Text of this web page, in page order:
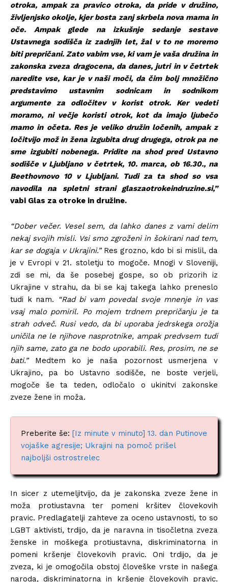
otroka, ampak za pravico otroka, da pride v družino,
življenjsko okolje, kjer bosta zanj skrbela nova mama in
oče. Ampak glede na izkušnje sedanje sestave
Ustavnega sodišča iz zadnjih let, žal v to ne moremo
biti prepričani. Zato vabim vse, ki vam je vaša družina in
zakonska zveza dragocena, da danes, jutri in v četrtek
naredite vse, kar je v naši moči, da čim bolj množično
predstavimo ustavnim sodnicam in sodnikom
argumente za odločitev v korist otrok. Ker vedeti
moramo, ni večje koristi otrok, kot da imajo ljubečo
mamo in očeta. Res je veliko družin ločenih, ampak z
ločitvijo mož in žena izgubita drug drugega, otrok pa ne
sme izgubiti nobenega. Pridite na shod pred Ustavno
sodišče v Ljubljano v četrtek, 10. marca, ob 16.30., na
Beethovnovo 10 v Ljubljani. Tudi za ta shod so vsa
navodila na spletni strani glaszaotrokeindruzine.si,”
vabi Glas za otroke in družine.
“Dober večer. Vesel sem, da lahko danes z vami delim
nekaj svojih misli. Vsi smo zgroženi in šokirani nad tem,
kar se dogaja v Ukrajini.”Res grozno, kdo bi si mislil, da
je v Evropi v 21. stoletju to mogoče. Mnogi v Sloveniji,
zdi se mi, da še posebej gospe, so ob prizorih iz
Ukrajine v strahu, da bi se kaj takega lahko preneslo
tudi k nam. “Rad bi vam povedal svoje mnenje in vas
vsaj malo pomiril. Po mojem trdnem prepričanju je ta
strah odveč. Rusi vedo, da bi uporaba jedrskega orožja
uničila ne le njihove nasprotnike, ampak predvsem tudi
njih same, zato ga ne bodo uporabili. Res, prosim, ne se
bati.” Medtem ko je naša pozornost usmerjena v
Ukrajino, pa bo Ustavno sodišče, ne boste verjeli,
mogoče še ta teden, odločalo o ukinitvi zakonske
zveze žene in moža.
Preberite še: [Iz minute v minuto] 13. dan Putinove
vojaške agresije; Ukrajini na pomoč prišel
najboljši ostrostrelec
In sicer z utemeljitvijo, da je zakonska zveze žene in
moža protiustavna ter pomeni kršitev človekovih
pravic. Predlagatelji zahteve za oceno ustavnosti, to so
LGBT aktivisti, trdijo, da je naravna in tisočletna zveza
ženske in moškega protiustavna, diskriminatorna in
pomeni kršenje človekovih pravic. Oni trdijo, da je
zveza, ki je omogočila obstoj človeške vrste in našega
naroda, diskriminatorna in kršenje človekovih pravic.